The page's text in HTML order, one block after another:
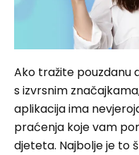
Ako tražite pouzdanu
s izvrsnim
aplikacija ima
praćenja koje vam
djeteta. Najbolje je to